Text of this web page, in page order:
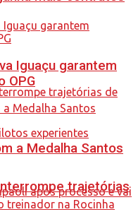
trajetórias
Iguaçu garantem
OPG
a Medalha Santos